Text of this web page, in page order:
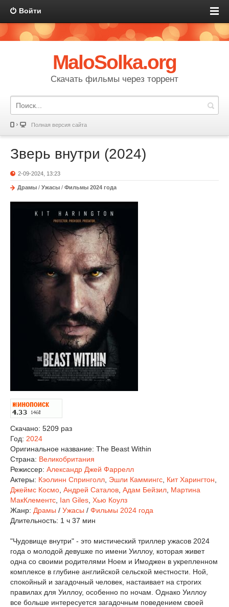
Войти
MaloSolka.org
Скачать фильмы через торрент
Полная версия сайта
Зверь внутри (2024)
2-09-2024, 13:23
Драмы / Ужасы / Фильмы 2024 года
Скачано: 5209 раз
Год: 2024
Оригинальное название: The Beast Within
Страна: Великобритания
Режиссер: Александр Джей Фаррелл
Актеры: Кэолинн Спринголл Эшли Каммингс Кит Харингтон
Джеймс Космо Андрей Саталов Адам Бейзил Мартина
МакКлементс Ian Giles Хью Коулз
Жанр: Драмы / Ужасы / Фильмы 2024 года
Длительность: 1 ч 37 мин
"Чудовище внутри" - это мистический триллер ужасов 2024
года о молодой девушке по имени Уиллоу, которая живет
одна со своими родителями Ноем и Имоджен в укрепленном
комплексе в глубине английской сельской местности. Ной,
спокойный и загадочный человек, настаивает на строгих
правилах для Уиллоу, особенно по ночам. Однако Уиллоу
все больше интересуется загадочным поведением своей